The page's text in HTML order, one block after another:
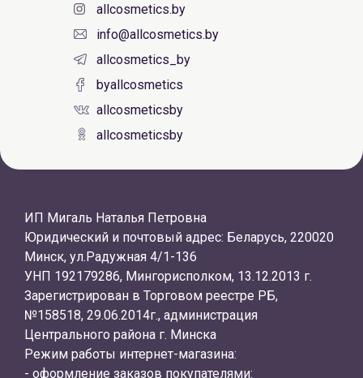
allcosmetics.by
info@allcosmetics.by
allcosmetics_by
byallcosmetics
allcosmeticsby
allcosmeticsby
ИП Мигаль Наталья Петровна
Юридический и почтовый адрес: Беларусь, 220020
Минск, ул.Радужная 4/1-136
УНП 192179286, Мингорисполком, 13.12.2013 г.
Зарегистрирован в Торговом реестре РБ,
№158518, 29.06.2014г., администрация
Центрального района г. Минска
Режим работы интернет-магазина:
- оформление заказов покупателями: